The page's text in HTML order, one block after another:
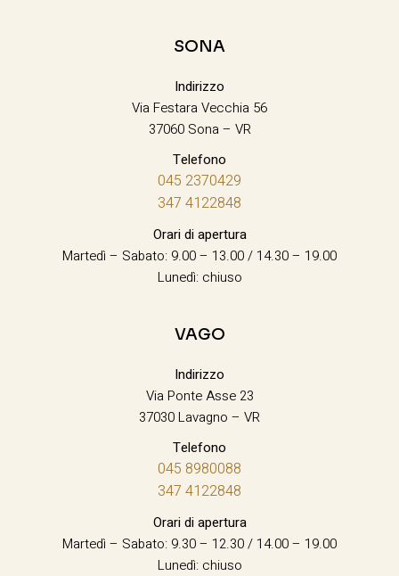
SONA
Indirizzo
Via Festara Vecchia 56
37060 Sona – VR
Telefono
045 2370429
347 4122848
Orari di apertura
Martedì – Sabato: 9.00 – 13.00 / 14.30 – 19.00
Lunedì: chiuso
VAGO
Indirizzo
Via Ponte Asse 23
37030 Lavagno – VR
Telefono
045 8980088
347 4122848
Orari di apertura
Martedì – Sabato: 9.30 – 12.30 / 14.00 – 19.00
Lunedì: chiuso